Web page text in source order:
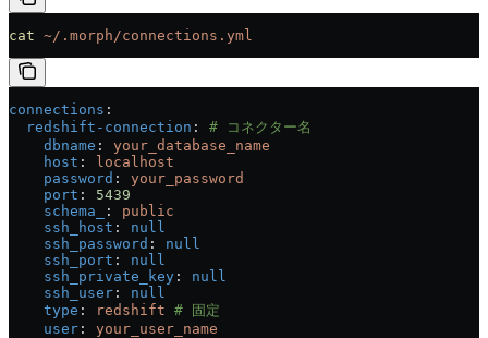
cat ~/.morph/connections.yml
connections :
  redshift-connection
: # コネクター名
    dbname
: your_database_name
    host
: localhost
    password
: your_password
    port
: 5439
    schema_
: public
    ssh_host
: null
    ssh_password
: null
    ssh_port
: null
    ssh_private_key
: null
    ssh_user
: null
    type
: redshift # 固定
    user
: your_user_name